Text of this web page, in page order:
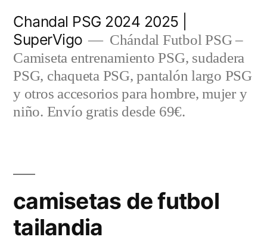
contenido
Chandal PSG 2024 2025 |
SuperVigo
Chándal Futbol PSG –
Camiseta entrenamiento PSG, sudadera
PSG, chaqueta PSG, pantalón largo PSG
y otros accesorios para hombre, mujer y
niño. Envío gratis desde 69€.
camisetas de futbol
tailandia